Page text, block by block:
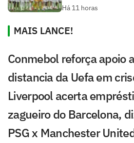
Há 11 horas
MAIS LANCE!
Conmebol reforça apoio
distancia da Uefa em
Liverpool acerta
zagueiro do Barcelona,
PSG x Manchester